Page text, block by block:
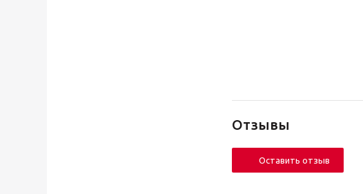
Отзывы
Оставить отзыв